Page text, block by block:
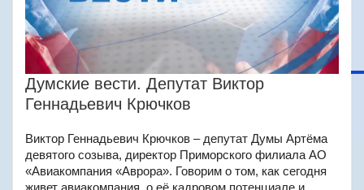
Думские вести. Депутат Виктор
Геннадьевич Крючков
Виктор Геннадьевич Крючков – депутат Думы Артёма
девятого созыва, директор Приморского филиала АО
«Авиакомпания «Аврора». Говорим о том, как сегодня
живет авиакомпания, о её кадровом потенциале и